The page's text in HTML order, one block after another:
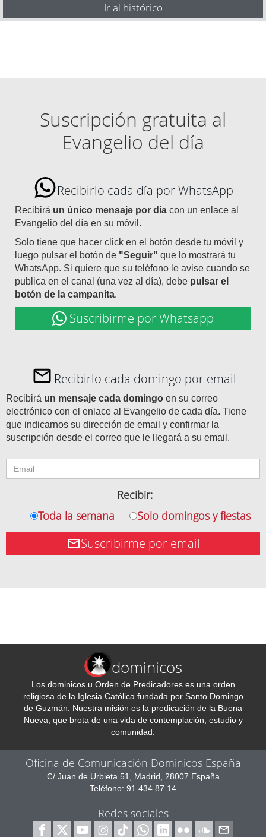
Ir al histórico
Suscripción gratuita al
Evangelio del día
Recibirlo cada día por WhatsApp
Recibirá un único mensaje por día con un enlace al
Evangelio del día en su móvil.
Solo tiene que hacer click en el botón desde tu móvil y
luego pulsar el botón de "Seguir" que lo mostrará tu
WhatsApp. Si quiere que su teléfono le avise cuando se
publica en el canal (una vez al día), debe pulsar el
botón de la campanita.
Suscribirme por Whatsapp
Recibirlo cada domingo por email
Recibirá un mensaje cada domingo en su correo
electrónico con el enlace al Evangelio de cada día. Tiene
que indicarnos su dirección de email y confirmar la
suscripción desde el correo que le llegará a su email.
Recibir:
Toda la semana
Solo domingos y fiestas
Suscribirme por email
dominicos
Los dominicos u Orden de Predicadores es una orden
religiosa de la Iglesia Católica fundada por Santo Domingo
de Guzmán. Nuestra misión es la predicación de la Buena
Nueva, que brota de una vida de contemplación, estudio y
comunidad.
Oficina de Comunicación Dominicos España
C/ Juan de Urbieta 51, Madrid, 28007 España
Teléfono: 91 434 87 14
Redes sociales